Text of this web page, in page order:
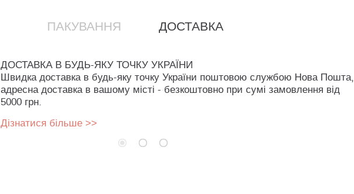
ПАКУВАННЯ ДОСТАВКА
ДОСТАВКА В БУДЬ-ЯКУ ТОЧКУ УКРАЇНИ
Швидка доставка в будь-яку точку України поштовою службою Нова Пошта,
адресна доставка в вашому місті - безкоштовно при сумі замовлення від
5000 грн.
Дізнатися більше >>